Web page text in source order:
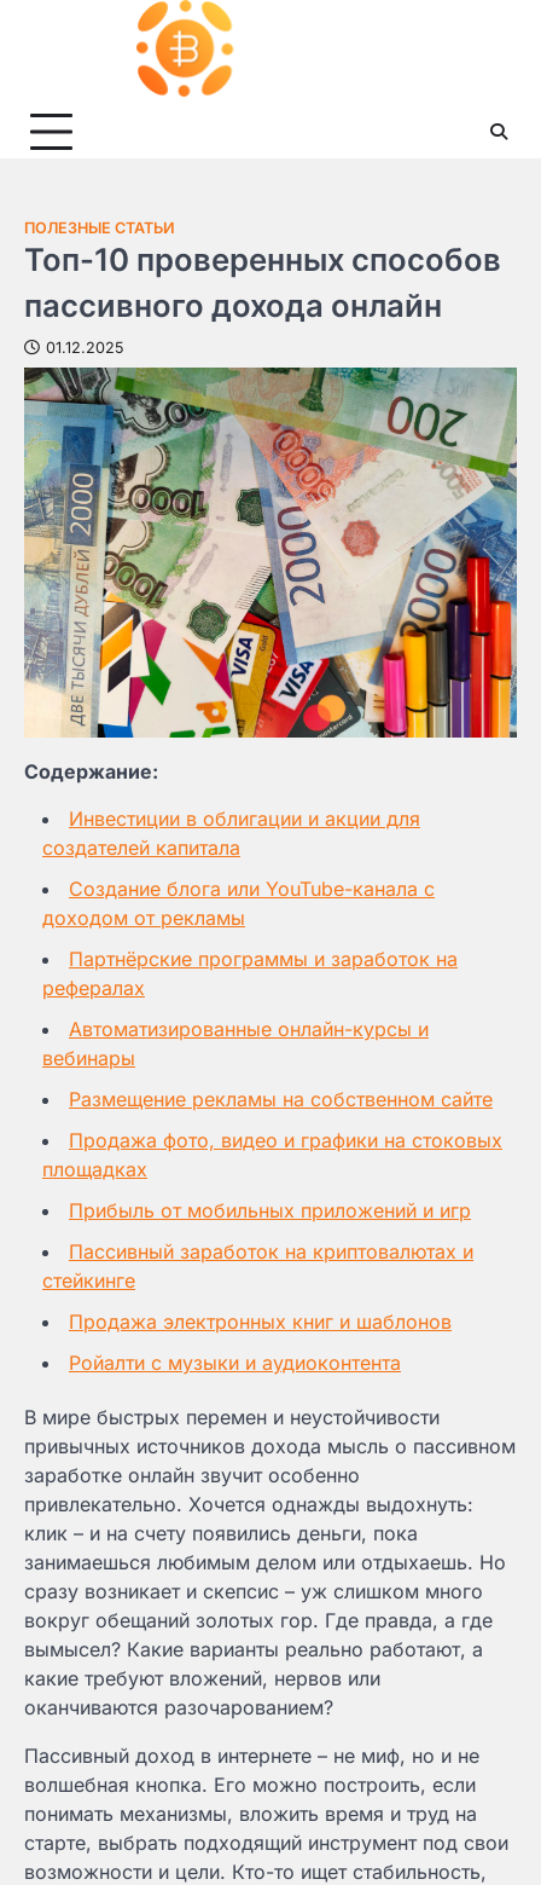
ПОЛЕЗНЫЕ СТАТЬИ
Топ-10 проверенных способов
пассивного дохода онлайн
01.12.2025
Содержание:
Инвестиции в облигации и акции для
создателей капитала
Создание блога или YouTube-канала с
доходом от рекламы
Партнёрские программы и заработок на
рефералах
Автоматизированные онлайн-курсы и
вебинары
Размещение рекламы на собственном сайте
Продажа фото, видео и графики на стоковых
площадках
Прибыль от мобильных приложений и игр
Пассивный заработок на криптовалютах и
стейкинге
Продажа электронных книг и шаблонов
Ройалти с музыки и аудиоконтента
В мире быстрых перемен и неустойчивости
привычных источников дохода мысль о пассивном
заработке онлайн звучит особенно
привлекательно. Хочется однажды выдохнуть:
клик – и на счету появились деньги, пока
занимаешься любимым делом или отдыхаешь. Но
сразу возникает и скепсис – уж слишком много
вокруг обещаний золотых гор. Где правда, а где
вымысел? Какие варианты реально работают, а
какие требуют вложений, нервов или
оканчиваются разочарованием?
Пассивный доход в интернете – не миф, но и не
волшебная кнопка. Его можно построить, если
понимать механизмы, вложить время и труд на
старте, выбрать подходящий инструмент под свои
возможности и цели. Кто-то ищет стабильность,